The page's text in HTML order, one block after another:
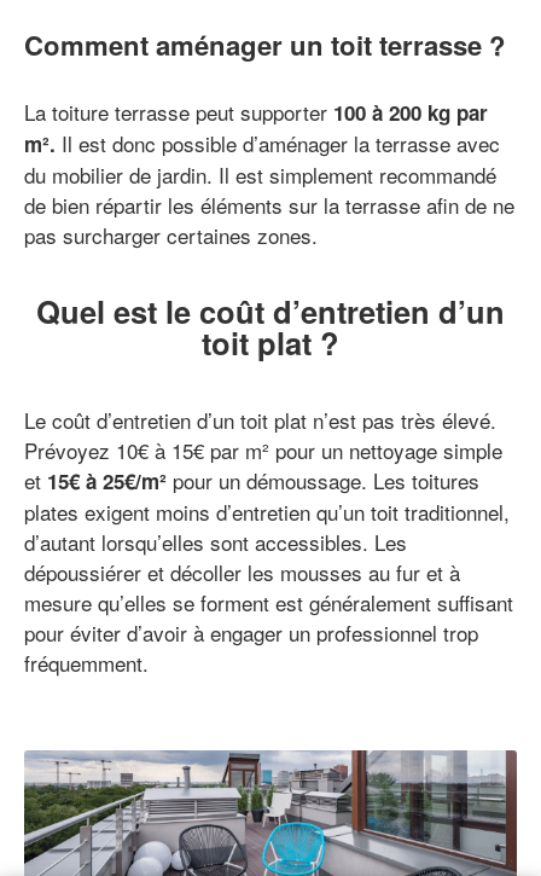
Comment aménager un toit terrasse ?
La toiture terrasse peut supporter 100 à 200 kg par
m². Il est donc possible d’aménager la terrasse avec
du mobilier de jardin. Il est simplement recommandé
de bien répartir les éléments sur la terrasse afin de ne
pas surcharger certaines zones.
Quel est le coût d’entretien d’un
toit plat ?
Le coût d’entretien d’un toit plat n’est pas très élevé.
Prévoyez 10€ à 15€ par m² pour un nettoyage simple
et 15€ à 25€/m² pour un démoussage. Les toitures
plates exigent moins d’entretien qu’un toit traditionnel,
d’autant lorsqu’elles sont accessibles. Les
dépoussiérer et décoller les mousses au fur et à
mesure qu’elles se forment est généralement suffisant
pour éviter d’avoir à engager un professionnel trop
fréquemment.